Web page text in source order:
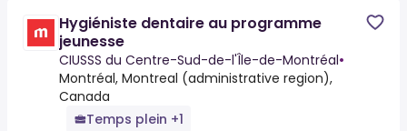
Hygiéniste dentaire au programme
jeunesse
CIUSSS du Centre-Sud-de-l'Île-de-Montréal•
Montréal, Montreal (administrative region),
Canada
Temps plein +1